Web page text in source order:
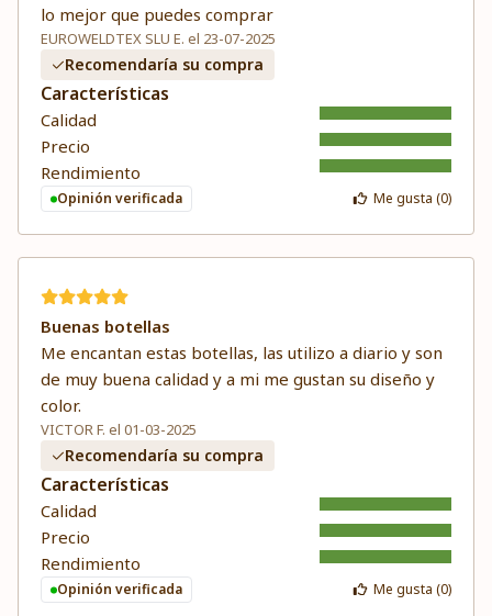
lo mejor que puedes comprar
EUROWELDTEX SLU E. el 23-07-2025
Recomendaría su compra
Características
Calidad
Precio
Rendimiento
Opinión verificada Me gusta (0)
Buenas botellas
Me encantan estas botellas, las utilizo a diario y son
de muy buena calidad y a mi me gustan su diseño y
color.
VICTOR F. el 01-03-2025
Recomendaría su compra
Características
Calidad
Precio
Rendimiento
Opinión verificada Me gusta (0)